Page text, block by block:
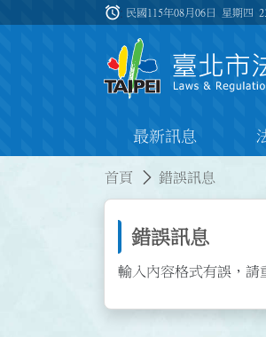
:::
alarm 民國115年08月06日 星期四
最新訊息
首頁 錯誤訊息
錯誤訊息
輸入內容格式有誤，請